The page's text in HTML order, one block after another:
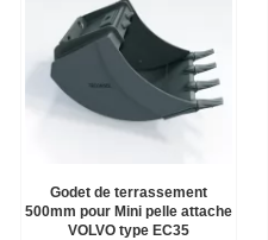
Godet de terrassement
500mm pour Mini pelle attache
VOLVO type EC35